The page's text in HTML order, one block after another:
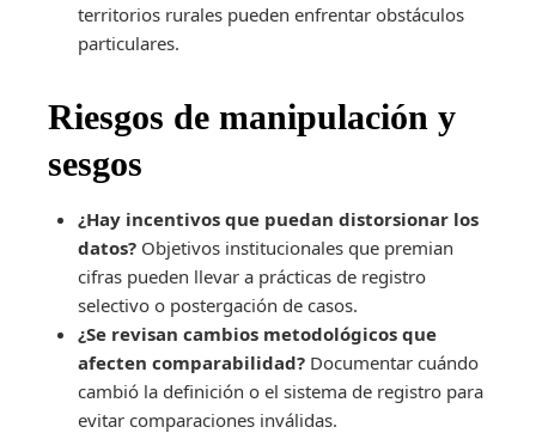
territorios rurales pueden enfrentar obstáculos
particulares.
Riesgos de manipulación y
sesgos
¿Hay incentivos que puedan distorsionar los
datos? Objetivos institucionales que premian
cifras pueden llevar a prácticas de registro
selectivo o postergación de casos.
¿Se revisan cambios metodológicos que
afecten comparabilidad? Documentar cuándo
cambió la definición o el sistema de registro para
evitar comparaciones inválidas.